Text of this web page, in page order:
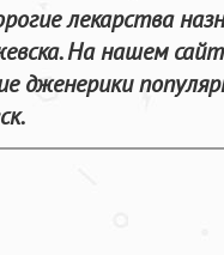
лекарства
На нашем
дженерики